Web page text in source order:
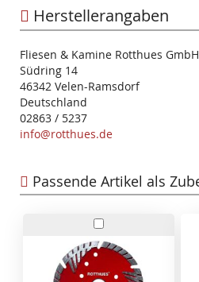
Herstellerangaben
Fliesen & Kamine Rotthues GmbH
Südring 14
46342 Velen-Ramsdorf
Deutschland
02863 / 5237
info@rotthues.de
Passende Artikel als
In
den
Warenkorb